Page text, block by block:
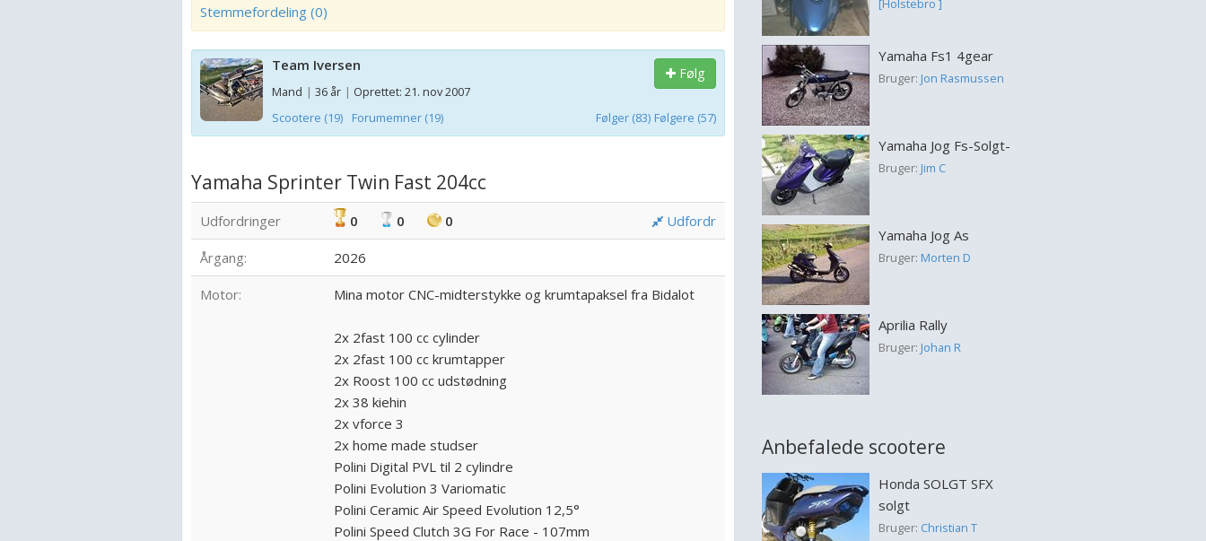
Stemmefordeling (0)
Team Iversen
Mand | 36 år | Oprettet: 21. nov 2007
Scootere (19)
Forumemner (19)
Følg
Følger (83) Følgere (57)
Yamaha Sprinter Twin Fast 204cc
Udfordringer 0 0 0 Udfordr
Årgang: 2026
Motor: Mina motor CNC-midterstykke og krumtapaksel fra Bidalot
2x 2fast 100 cc cylinder
2x 2fast 100 cc krumtapper
2x Roost 100 cc udstødning
2x 38 kiehin
2x vforce 3
2x home made studser
Polini Digital PVL til 2 cylindre
Polini Evolution 3 Variomatic
Polini Ceramic Air Speed Evolution 12,5°
Polini Speed Clutch 3G For Race - 107mm
[Holstebro ]
Yamaha Fs1 4gear
Bruger: Jon Rasmussen
Yamaha Jog Fs-Solgt-
Bruger: Jim C
Yamaha Jog As
Bruger: Morten D
Aprilia Rally
Bruger: Johan R
Anbefalede scootere
Honda SOLGT SFX
solgt
Bruger: Christian T